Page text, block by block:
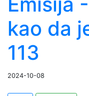
kao da
113
2024-10-08